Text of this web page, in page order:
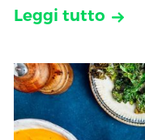
Leggi tutto